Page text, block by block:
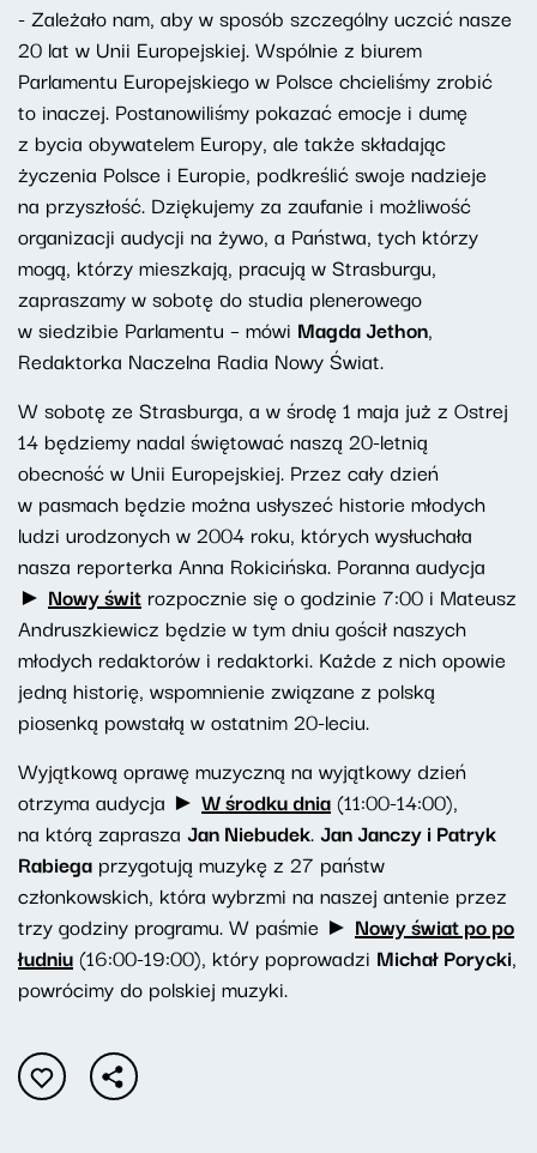
- Zależało nam, aby w sposób szczególny uczcić nasze
20 lat w Unii Europejskiej. Wspólnie z biurem
Parlamentu Europejskiego w Polsce chcieliśmy zrobić
to inaczej. Postanowiliśmy pokazać emocje i dumę
z bycia obywatelem Europy, ale także składając
życzenia Polsce i Europie, podkreślić swoje nadzieje
na przyszłość. Dziękujemy za zaufanie i możliwość
organizacji audycji na żywo, a Państwa, tych którzy
mogą, którzy mieszkają, pracują w Strasburgu,
zapraszamy w sobotę do studia plenerowego
w siedzibie Parlamentu – mówi Magda Jethon,
Redaktorka Naczelna Radia Nowy Świat.
W sobotę ze Strasburga, a w środę 1 maja już z Ostrej
14 będziemy nadal świętować naszą 20-letnią
obecność w Unii Europejskiej. Przez cały dzień
w pasmach będzie można usłyszeć historie młodych
ludzi urodzonych w 2004 roku, których wysłuchała
nasza reporterka Anna Rokicińska. Poranna audycja
► Nowy świt rozpocznie się o godzinie 7:00 i Mateusz
Andruszkiewicz będzie w tym dniu gościł naszych
młodych redaktorów i redaktorki. Każde z nich opowie
jedną historię, wspomnienie związane z polską
piosenką powstałą w ostatnim 20-leciu.
Wyjątkową oprawę muzyczną na wyjątkowy dzień
otrzyma audycja ► W środku dnia(11:00-14:00),
na którą zaprasza Jan Niebudek.Jan Janczy i Patryk
Rabiega przygotują muzykę z 27 państw
członkowskich, która wybrzmi na naszej antenie przez
trzy godziny programu. W paśmie ► Nowy świat po po
łudniu(16:00-19:00), który poprowadzi Michał Porycki,
powrócimy do polskiej muzyki.